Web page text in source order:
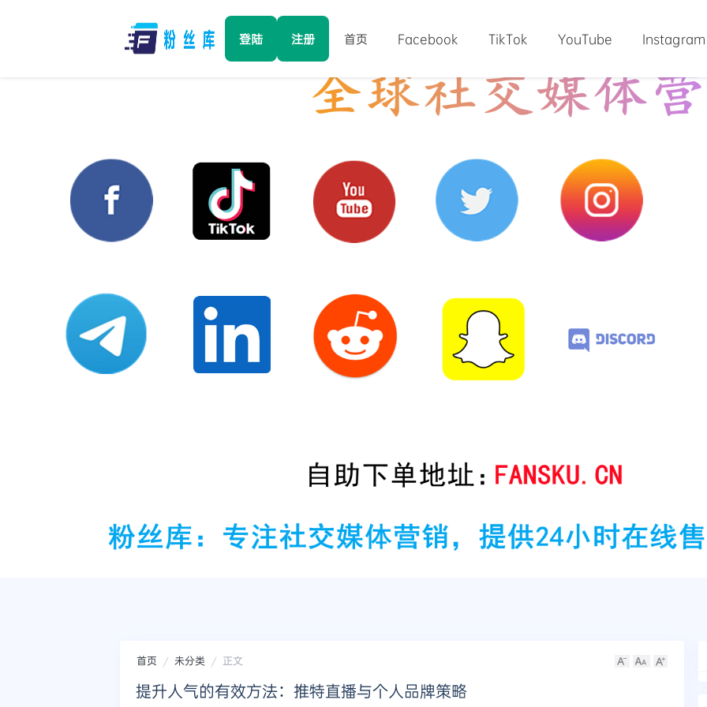
登陆 注册 首页 Facebook TikTok YouTube Instagram
首页 未分类 正文
提升人气的有效方法：推特直播与个人品牌策略